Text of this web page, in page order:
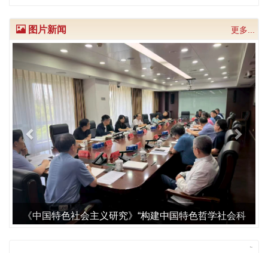
《中国特色社会主义研究》 2023年选题指南
敬告读者
图片新闻 更多...
《中国特色社会主义研究》“构建中国特色哲学社会科
Previous Next